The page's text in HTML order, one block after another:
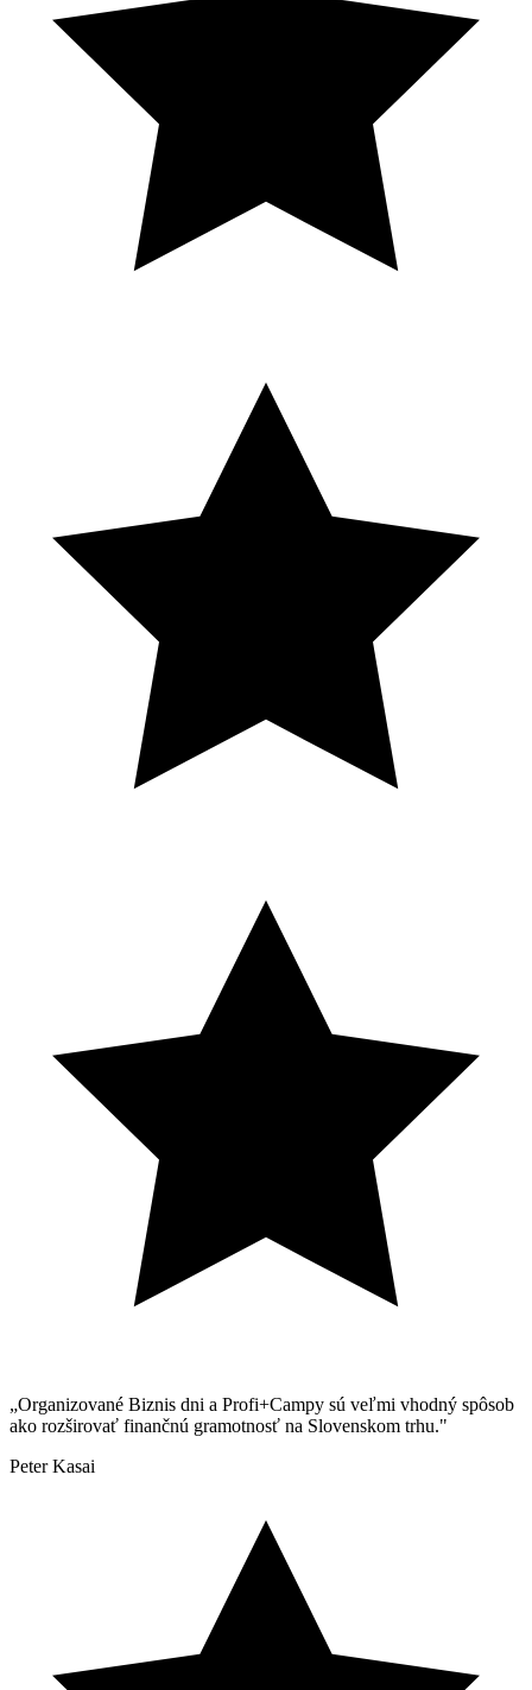
„Organizované Biznis dni a Profi+Campy sú veľmi vhodný spôsob
ako rozširovať finančnú gramotnosť na Slovenskom trhu."
Peter Kasai